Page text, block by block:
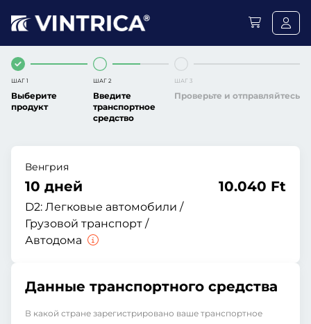
ШАГ 1
Выберите
продукт
ШАГ 2
Введите
транспортное
средство
ШАГ 3
Проверьте и отправляйтесь
Венгрия
10 дней
D2: Легковые автомобили /
Грузовой транспорт /
Автодома
10.040 Ft
Данные транспортного средства
В какой стране зарегистрировано ваше транспортное